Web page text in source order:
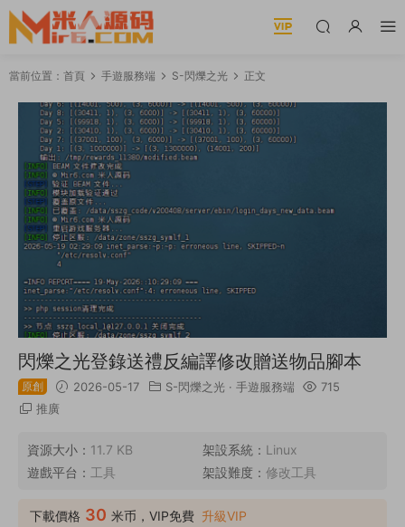
當前位置： 首頁 手遊服務端 S-閃爍之光 正文
閃爍之光登錄送禮反編譯修改贈送物品腳本
原創 2026-05-17 S-閃爍之光 · 手遊服務端
715
推廣
資源大小： 11.7 KB 架設系統： Linux
遊戲平台： 工具 架設難度： 修改工具
下載價格 30 米币，VIP免費 升級VIP